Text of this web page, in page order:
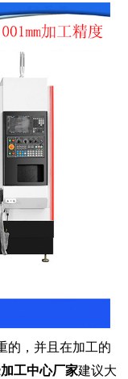
的，并且在加工的
工中心厂家建议大